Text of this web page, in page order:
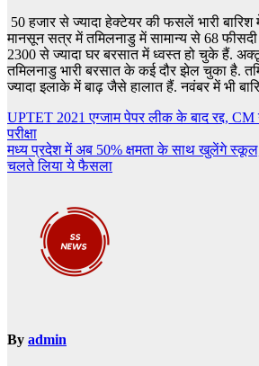
50 हजार से ज्यादा हेक्टेयर की फसलें भारी बारिश
मानसून सत्र में तमिलनाडु में सामान्य से 68 फीसदी
2300 से ज्यादा घर बरसात में ध्वस्त हो चुके हैं.
तमिलनाडु भारी बरसात के कई दौर झेल चुका है.
ज्यादा इलाके में बाढ़ जैसे हालात हैं. नवंबर में भी
Post
navigation
UPTET 2021 एग्जाम पेपर लीक के बाद रद्द, CM
परीक्षा
मध्य प्रदेश में अब 50% क्षमता के साथ खुलेंगे
चलते लिया ये फैसला
By admin